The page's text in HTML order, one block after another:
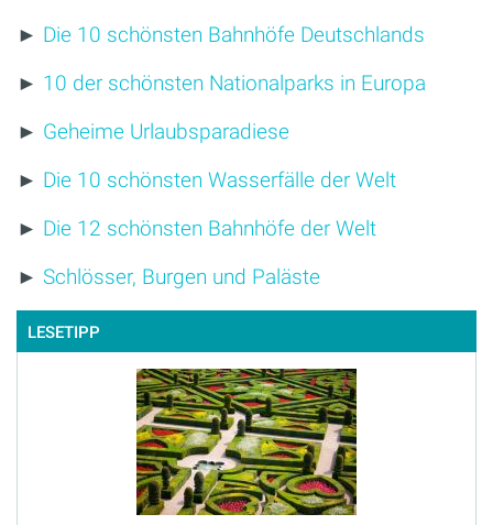
► Die 10 schönsten Bahnhöfe Deutschlands
► 10 der schönsten Nationalparks in Europa
► Geheime Urlaubsparadiese
► Die 10 schönsten Wasserfälle der Welt
► Die 12 schönsten Bahnhöfe der Welt
► Schlösser, Burgen und Paläste
LESETIPP